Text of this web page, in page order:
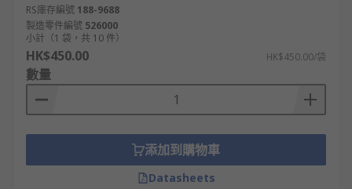
RS庫存編號 188-9688
製造零件編號 526000
小計（1 袋，共 10 件）
HK$450.00 HK$450.00/袋
數量
添加到購物車
Datasheets